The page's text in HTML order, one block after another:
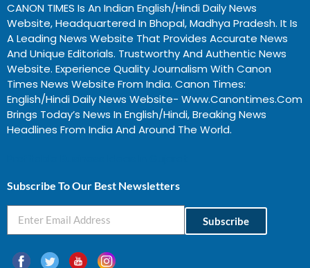
CANON TIMES Is An Indian English/Hindi Daily News
Website, Headquartered In Bhopal, Madhya Pradesh. It Is
A Leading News Website That Provides Accurate News
And Unique Editorials. Trustworthy And Authentic News
Website. Experience Quality Journalism With Canon
Times News Website From India. Canon Times:
English/Hindi Daily News Website- Www.canontimes.com
Brings Today’s News In English/Hindi, Breaking News
Headlines From India And Around The World.
Subscribe To Our Best Newsletters
Subscribe